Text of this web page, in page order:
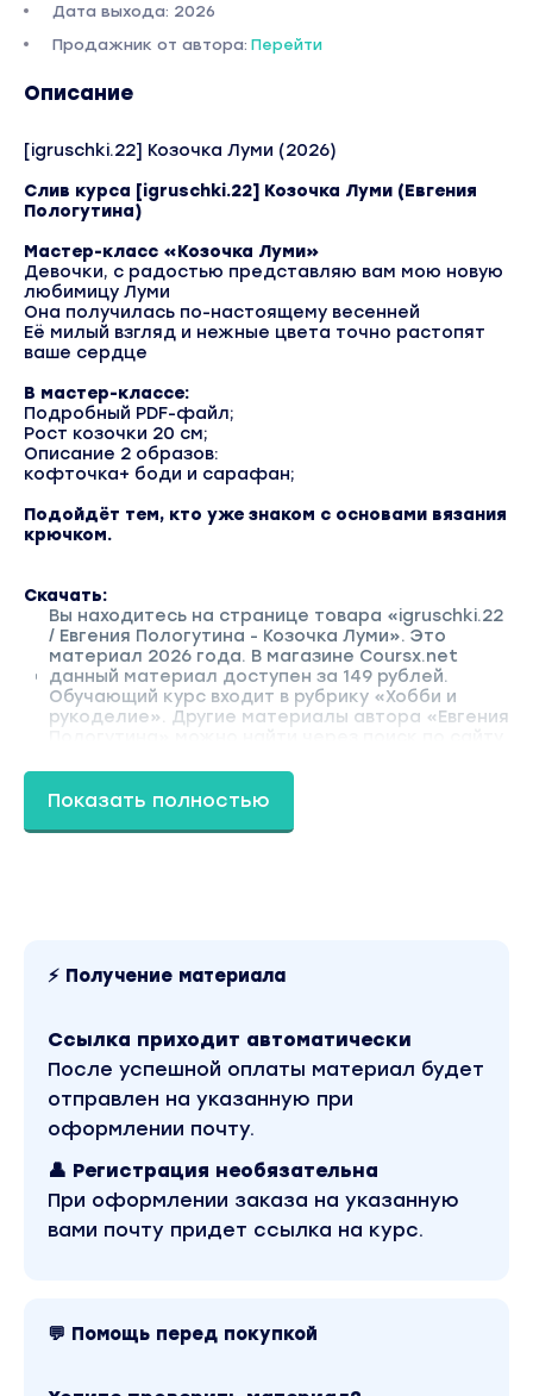
Дата выхода: 2026
Продажник от автора: Перейти
Описание
[igruschki.22] Козочка Луми (2026)
Слив курса [igruschki.22] Козочка Луми (Евгения
Пологутина)
Мастер-класс «Козочка Луми»
Девочки, с радостью представляю вам мою новую
любимицу Луми
Она получилась по-настоящему весенней
Её милый взгляд и нежные цвета точно растопят
ваше сердце
В мастер-классе:
Подробный PDF-файл;
Рост козочки 20 см;
Описание 2 образов:
кофточка+ боди и сарафан;
Подойдёт тем, кто уже знаком с основами вязания
крючком.
Скачать:
Вы находитесь на странице товара «igruschki.22
/ Евгения Пологутина - Козочка Луми». Это
материал 2026 года. В магазине Coursx.net
данный материал доступен за 149 рублей.
Обучающий курс входит в рубрику «Хобби и
рукоделие». Другие материалы автора «Евгения
Показать полностью
⚡ Получение материала
Ссылка приходит автоматически
После успешной оплаты материал будет
отправлен на указанную при
оформлении почту.
👤 Регистрация необязательна
При оформлении заказа на указанную
вами почту придет ссылка на курс.
💬 Помощь перед покупкой